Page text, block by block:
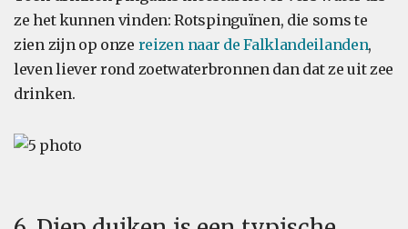
ze het kunnen vinden: Rotspinguïnen, die soms te
zien zijn op onze reizen naar de Falklandeilanden,
leven liever rond zoetwaterbronnen dan dat ze uit zee
drinken.